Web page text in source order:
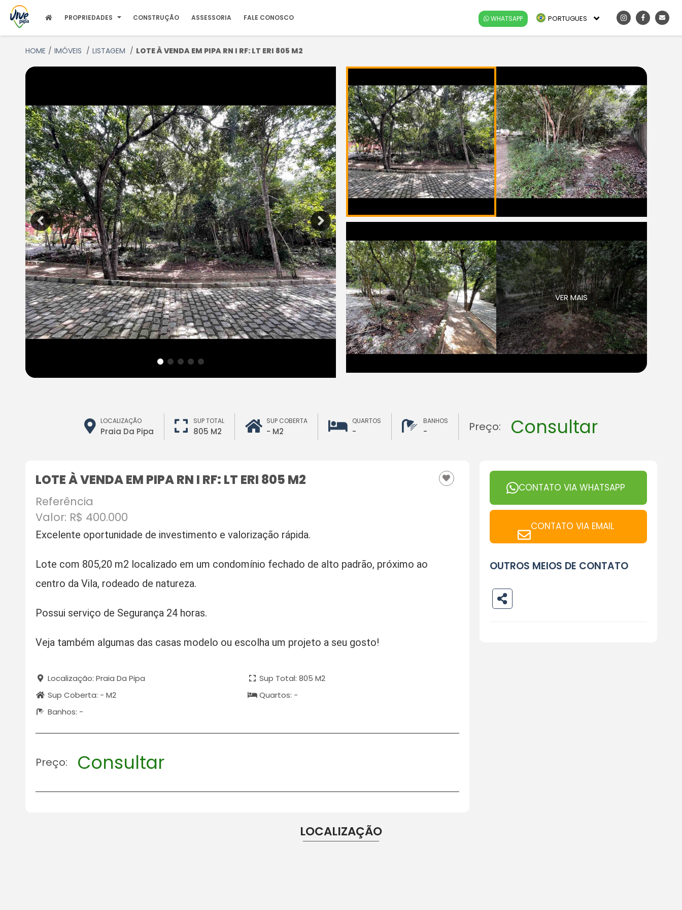
PROPRIEDADES CONSTRUÇÃO ASSESSORIA FALE CONOSCO WHATSAPP PORTUGUES
HOME IMÓVEIS LISTAGEM LOTE À VENDA EM PIPA RN I RF: LT ERI 805 M2
VER MAIS
LOCALIZAÇÃO
Praia Da Pipa
SUP TOTAL
805 M2
SUP COBERTA
- M2
QUARTOS
-
BANHOS
- Preço: Consultar
LOTE À VENDA EM PIPA RN I RF: LT ERI 805 M2
Referência
Valor: R$ 400.000
Excelente oportunidade de investimento e valorização rápida.
Lote com 805,20 m2 localizado em um condomínio fechado de alto padrão, próximo ao
centro da Vila, rodeado de natureza.
Possui serviço de Segurança 24 horas.
Veja também algumas das casas modelo ou escolha um projeto a seu gosto!
Localização: Praia Da Pipa
Sup Total: 805 M2
Sup Coberta: - M2
Quartos: -
Banhos: -
Preço: Consultar
CONTATO VIA WHATSAPP
CONTATO VIA EMAIL
OUTROS MEIOS DE CONTATO
LOCALIZAÇÃO